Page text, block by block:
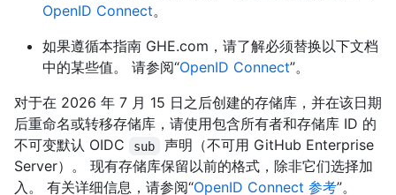
OpenID Connect。
如果遵循本指南 GHE.com，请了解必须替换以下文档
中的某些值。 请参阅“OpenID Connect”。
对于在 2026 年 7 月 15 日之后创建的存储库，并在该日期
后重命名或转移存储库，请使用包含所有者和存储库 ID 的
不可变默认 OIDC
sub
声明（不可用 GitHub Enterprise
Server）。 现有存储库保留以前的格式，除非它们选择加
入。 有关详细信息，请参阅“OpenID Connect 参考”。